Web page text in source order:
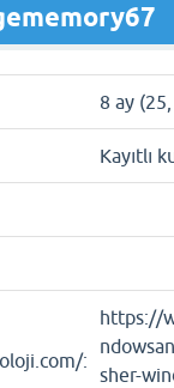
8 ay
Kayıtlı
:
https://
sher-